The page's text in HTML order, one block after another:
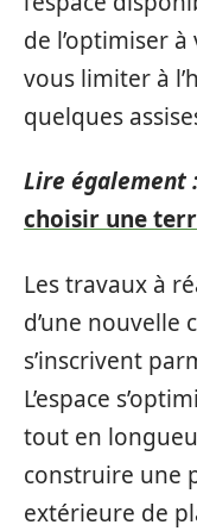
de l’optimiser
vous limiter à
quelques
Lire également :
choisir une
Les travaux à
d’une nouvelle
s’inscrivent
L’espace
tout en
construire une
extérieure de